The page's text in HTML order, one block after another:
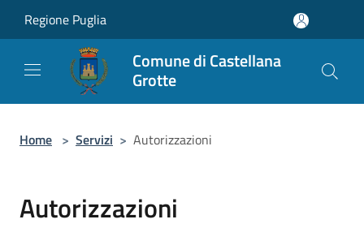
Regione Puglia
Comune di Castellana
Grotte
Home > Servizi > Autorizzazioni
Autorizzazioni